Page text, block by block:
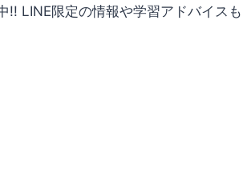
!! LINE限定の情報や学習アドバイスも